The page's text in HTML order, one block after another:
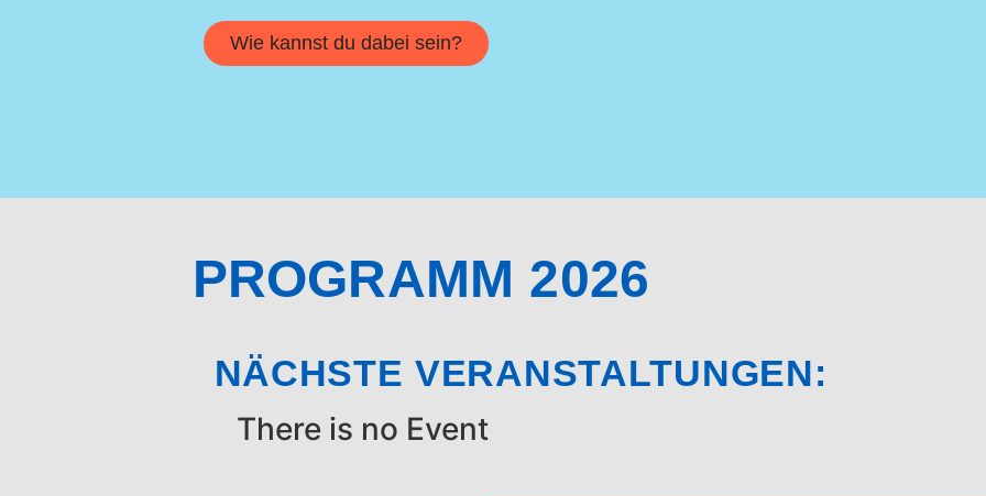
Wie kannst du dabei sein?
PROGRAMM 2026
NÄCHSTE VERANSTALTUNGEN:
There is no Event